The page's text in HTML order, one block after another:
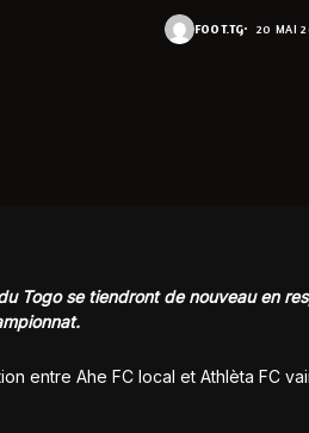
FOOT.TG 20 MAI
Togo se tiendront de nouveau en
entre Ahe FC local et Athlèta FC